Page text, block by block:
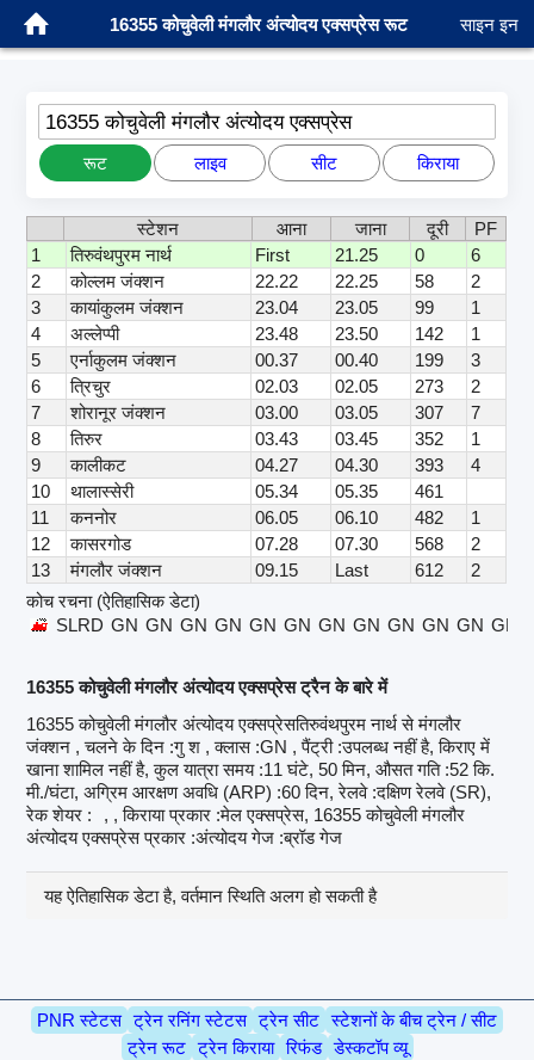
16355 कोचुवेली मंगलौर अंत्योदय एक्सप्रेस रूट साइन इन
16355 कोचुवेली मंगलौर अंत्योदय एक्सप्रेस
रूट लाइव सीट किराया
स्टेशन आना जाना दूरी
PF
1
तिरुवंथपुरम नार्थ First 21.25 0
6
2
कोल्लम जंक्शन 22.22 22.25 58
2
3
कायांकुलम जंक्शन 23.04 23.05 99
1
4
अल्लेप्पी 23.48 23.50 142
1
5
एर्नाकुलम जंक्शन 00.37 00.40 199
3
6
त्रिचुर 02.03 02.05 273
2
7
शोरानूर जंक्शन 03.00 03.05 307
7
8
तिरुर 03.43 03.45 352
1
9
कालीकट 04.27 04.30 393
4
10
थालास्सेरी 05.34 05.35
461
11
कननोर 06.05 06.10 482
1
12
कासरगोड 07.28 07.30 568
2
13
मंगलौर जंक्शन 09.15 Last 612
2
कोच रचना (ऐतिहासिक डेटा)
SLRD GN GN GN GN GN GN GN GN GN GN GN GN
16355 कोचुवेली मंगलौर अंत्योदय एक्सप्रेस ट्रैन के बारे में
16355 कोचुवेली मंगलौर अंत्योदय एक्सप्रेसतिरुवंथपुरम नार्थ से मंगलौर
जंक्शन , चलने के दिन :गु श , क्लास :GN , पैंट्री :उपलब्ध नहीं है, किराए में
खाना शामिल नहीं है, कुल यात्रा समय :11 घंटे, 50 मिन, औसत गति :52 कि.
मी./घंटा, अग्रिम आरक्षण अवधि (ARP) :60 दिन, रेलवे :दक्षिण रेलवे (SR),
रेक शेयर :
, , किराया प्रकार :मेल एक्सप्रेस, 16355 कोचुवेली मंगलौर
अंत्योदय एक्सप्रेस प्रकार :अंत्योदय गेज :ब्रॉड गेज
यह ऐतिहासिक डेटा है, वर्तमान स्थिति अलग हो सकती है
PNR स्टेटस ट्रेन रनिंग स्टेटस ट्रेन सीट स्टेशनों के बीच ट्रेन / सीट
ट्रेन रूट ट्रेन किराया रिफंड डेस्कटॉप व्यू